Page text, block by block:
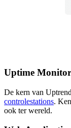
Uptime
De kern van
controlestations.
ook ter wereld.